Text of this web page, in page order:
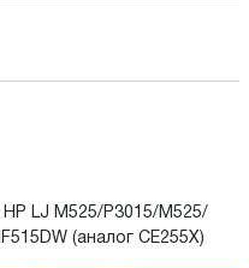
LJ M525/P3015/M525/
(аналог CE255X)